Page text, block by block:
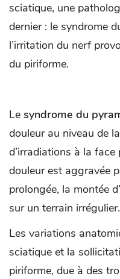
sciatique, une
dernier : le syndrome
l’irritation du nerf
du piriforme.
Le syndrome du
douleur au niveau de
d’irradiations à la
douleur est aggravée
prolongée, la montée
sur un terrain irrégulier.
Les variations
sciatique et la
piriforme, due à des